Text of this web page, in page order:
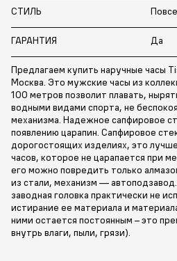
СТИЛЬ
ГАРАНТИЯ Да
Предлагаем купить наручные часы
Москва. Это мужские часы из
100 метров позволит плавать,
водными видами спорта, не
механизма. Надежное сапфировое
появлению царапин. Сапфировое
дорогостоящих изделиях, это
часов, которое не царапается при
его можно повредить только
из стали, механизм —
заводная головка практически не
истирание ее материала и
ними остается постоянным – это
внутрь влаги, пыли, грязи).